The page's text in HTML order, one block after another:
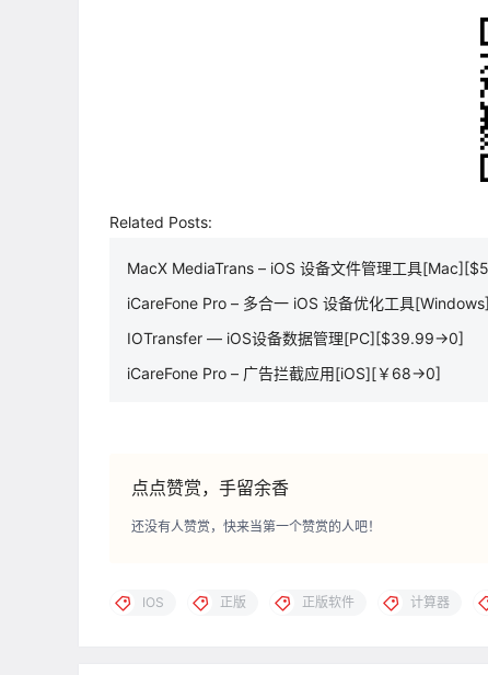
Related Posts:
MacX MediaTrans – iOS 设备文件管理工具
iCareFone Pro – 多合一 iOS 设备优化工具
IOTransfer — iOS设备数据管理[PC][$39.99→0]
iCareFone Pro – 广告拦截应用[iOS][￥68→0]
点点赞赏，手留余香
还没有人赞赏，快来当第一个赞赏的人吧！
IOS 正版 正版软件 计算器